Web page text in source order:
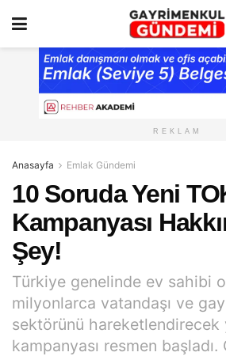
REKLAM
Anasayfa Emlak Gündemi
10 Soruda Yeni
Kampanyası
Şey!
Türkiye genelinde ev sahibi
milyonlarca vatandaşı ve
sektörünü hareketlendirecek
kampanyası resmen